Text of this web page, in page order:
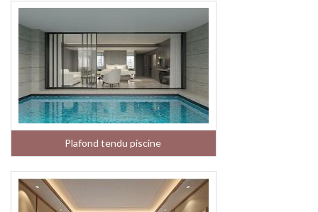
Plafond tendu piscine